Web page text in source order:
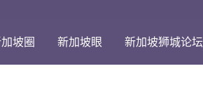
坡圈 新加坡眼 新加坡狮城论坛